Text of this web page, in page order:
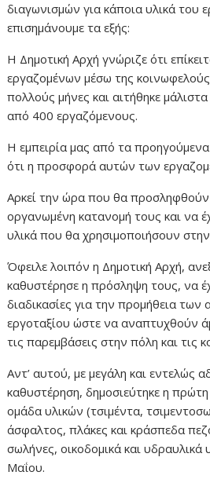
διαγωνισμών για κάποια υλικά του
επισημάνουμε τα εξής:
Η Δημοτική Αρχή γνώριζε ότι
εργαζομένων μέσω της
πολλούς μήνες και αιτήθηκε
από 400 εργαζόμενους.
Η εμπειρία μας από τα προηγούμενα
ότι η προσφορά αυτών των
Αρκεί την ώρα που θα προσληφθούν
οργανωμένη κατανομή τους και να
υλικά που θα χρησιμοποιήσουν
Όφειλε λοιπόν η Δημοτική Αρχή,
καθυστέρησε η πρόσληψη τους, να
διαδικασίες για την προμήθεια
εργοταξίου ώστε να αναπτυχθούν
τις παρεμβάσεις στην πόλη και τις
Αντ’ αυτού, με μεγάλη και εντελώς
καθυστέρηση, δημοσιεύτηκε η
ομάδα υλικών (τσιμέντα,
άσφαλτος, πλάκες και κράσπεδα
σωλήνες, οικοδομικά και υδραυλικά
Μαΐου.